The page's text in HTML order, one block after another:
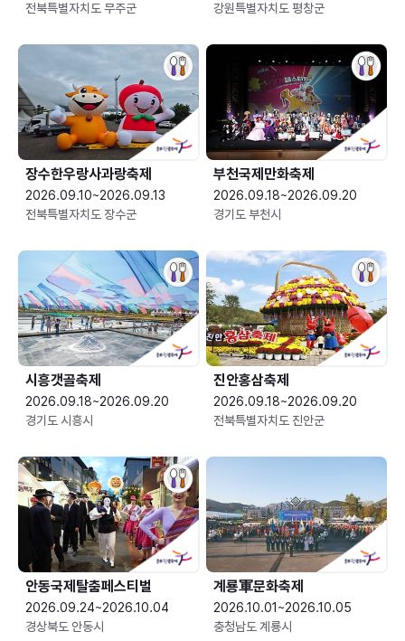
전북특별자치도 무주군
강원특별자치도 평창군
장수한우랑사과랑축제
2026.09.10~2026.09.13
전북특별자치도 장수군
부천국제만화축제
2026.09.18~2026.09.20
경기도 부천시
시흥갯골축제
2026.09.18~2026.09.20
경기도 시흥시
진안홍삼축제
2026.09.18~2026.09.20
전북특별자치도 진안군
안동국제탈춤페스티벌
2026.09.24~2026.10.04
경상북도 안동시
2026.10.01~2026.10.05
충청남도 계룡시